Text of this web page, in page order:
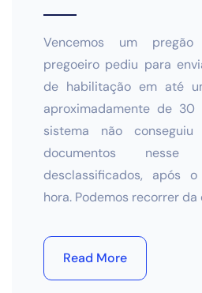
Vencemos um
pregoeiro pediu para
de habilitação em até
aproximadamente de 30
sistema não
documentos nesse
desclassificados, após
hora. Podemos recorrer
Read More